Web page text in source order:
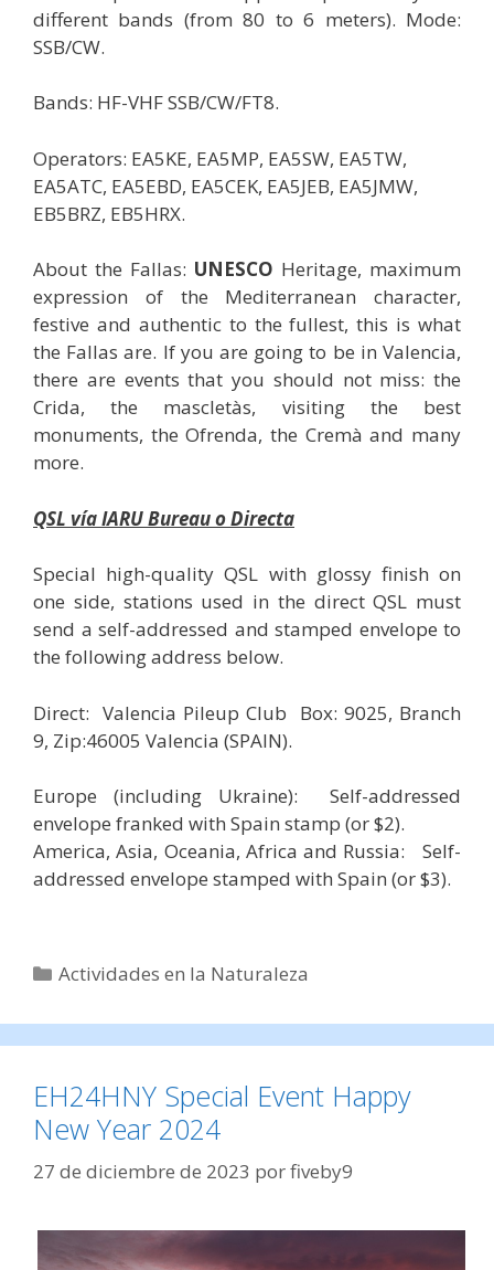
different bands (from 80 to 6 meters). Mode:
SSB/CW.
Bands: HF-VHF SSB/CW/FT8.
Operators: EA5KE, EA5MP, EA5SW, EA5TW,
EA5ATC, EA5EBD, EA5CEK, EA5JEB, EA5JMW,
EB5BRZ, EB5HRX.
About the Fallas: UNESCO Heritage, maximum
expression of the Mediterranean character,
festive and authentic to the fullest, this is what
the Fallas are. If you are going to be in Valencia,
there are events that you should not miss: the
Crida, the mascletàs, visiting the best
monuments, the Ofrenda, the Cremà and many
more.
QSL vía IARU Bureau o Directa
Special high-quality QSL with glossy finish on
one side, stations used in the direct QSL must
send a self-addressed and stamped envelope to
the following address below.
Direct: Valencia Pileup Club Box: 9025, Branch
9, Zip:46005 Valencia (SPAIN).
Europe (including Ukraine): Self-addressed
envelope franked with Spain stamp (or $2).
America, Asia, Oceania, Africa and Russia: Self-
addressed envelope stamped with Spain (or $3).
Categorías
Actividades en la Naturaleza
EH24HNY Special Event Happy
New Year 2024
27 de diciembre de 2023 porfiveby9